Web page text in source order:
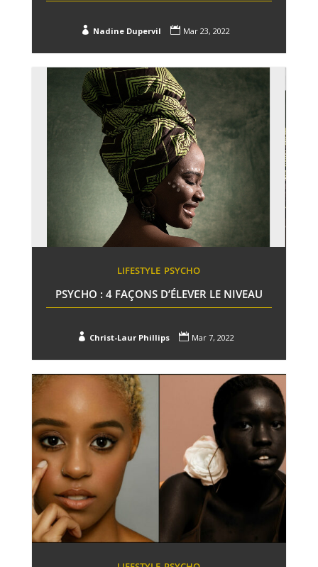
 Nadine Dupervil  Mar 23, 2022
LIFESTYLE PSYCHO
PSYCHO : 4 FAÇONS D’ÉLEVER LE NIVEAU
 Christ-Laur Phillips  Mar 7, 2022